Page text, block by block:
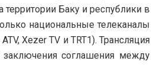
территории Баку и республики в
национальные телеканалы
Xezer TV и TRT1). Трансляция
заключения соглашения между